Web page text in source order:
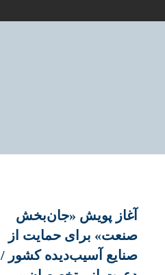
آغاز پویش «جان‌بخش
صنعت» برای حمایت از
صنایع آسیب‌دیده کشور /